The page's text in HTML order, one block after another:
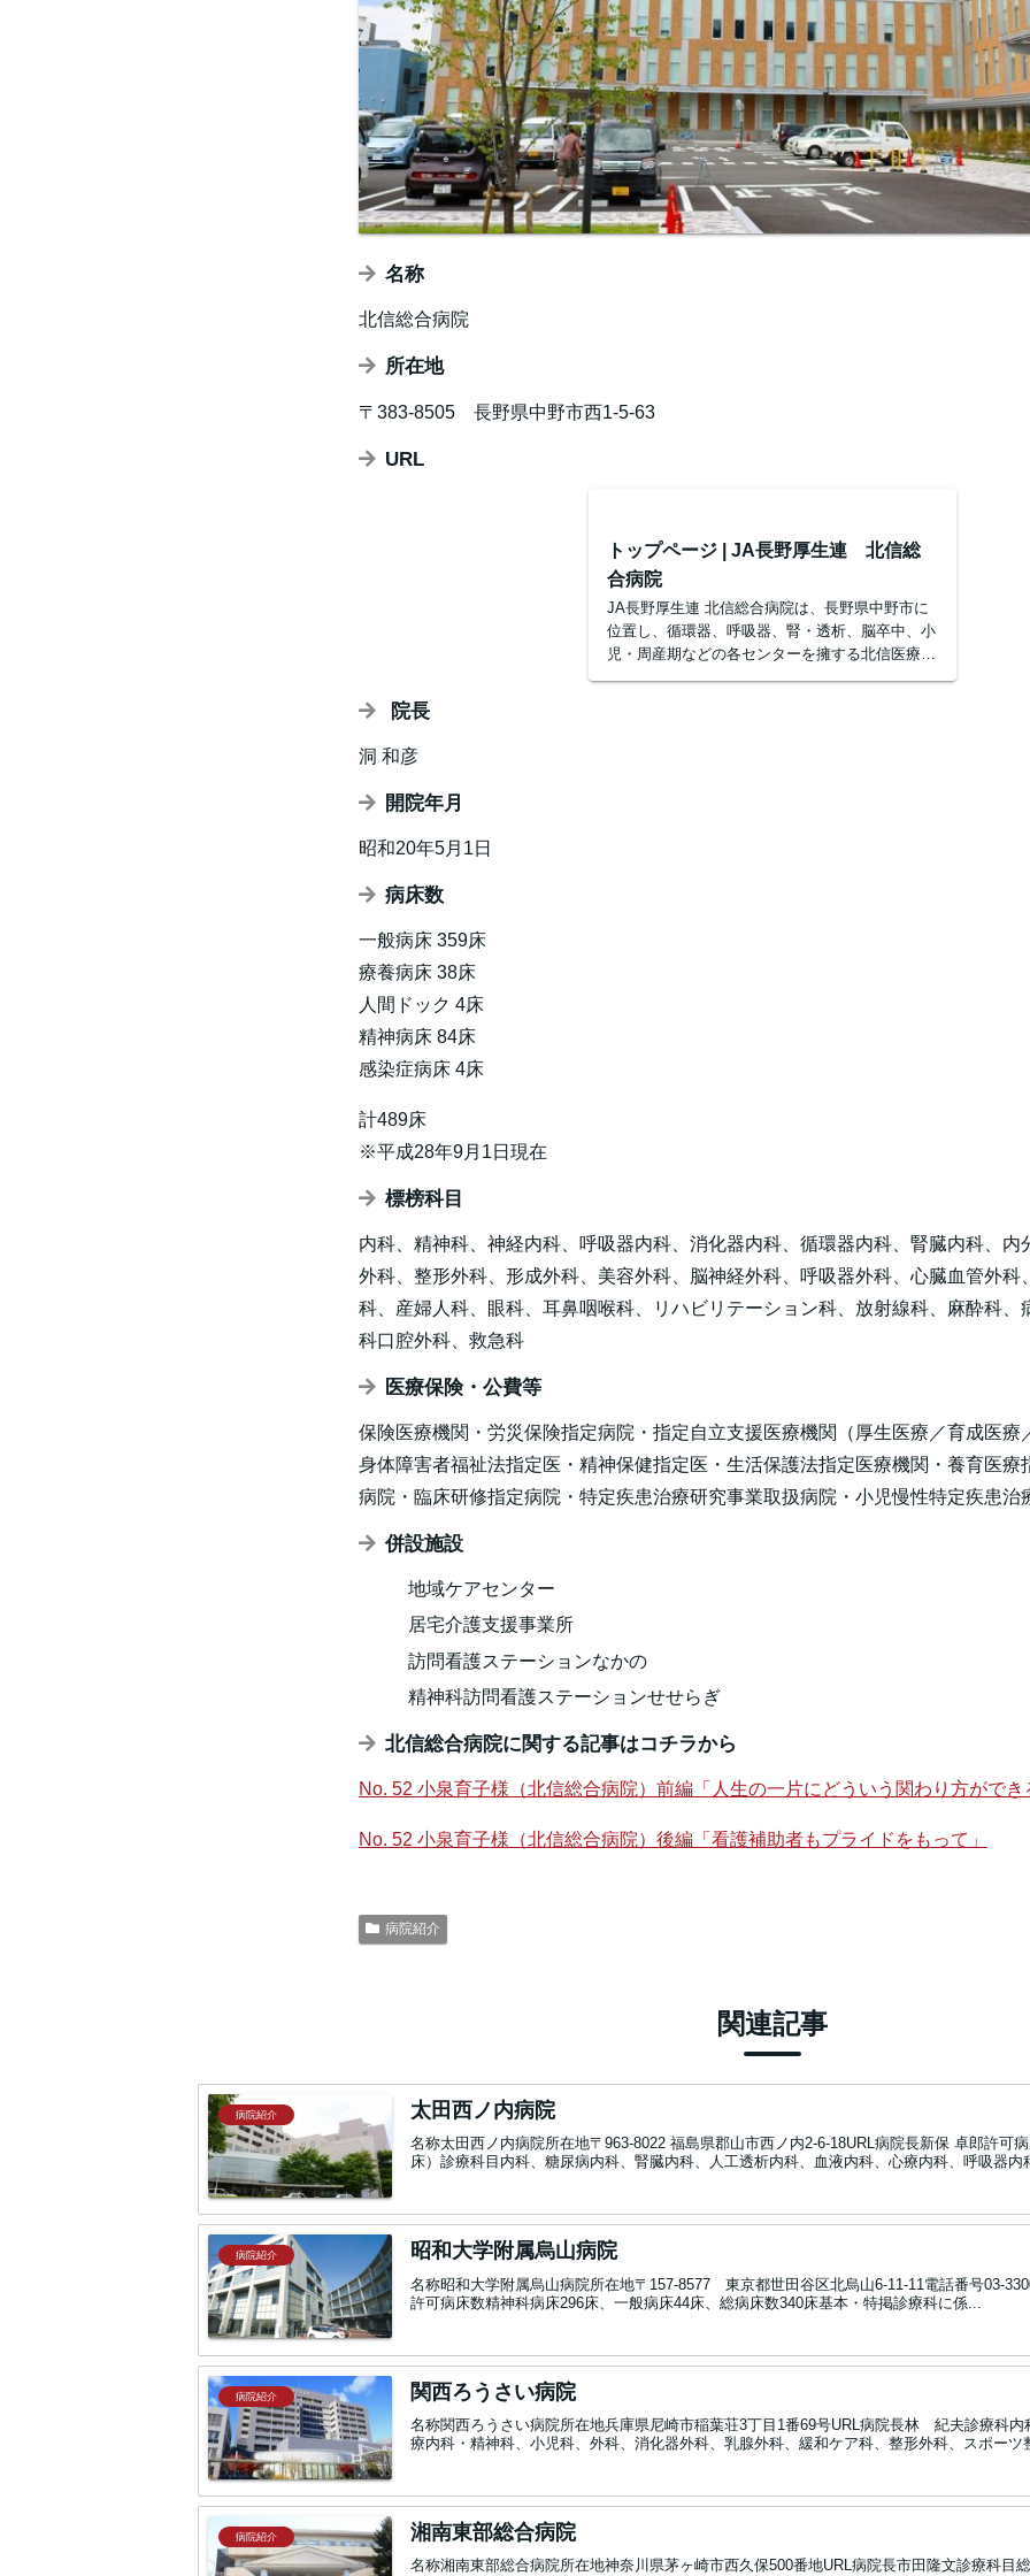
名称
北信総合病院
所在地
〒383-8505 長野県中野市西1-5-63
URL
トップページ | JA長野厚生連 北信総
合病院
JA長野厚生連 北信総合病院は、長野県中野市に
位置し、循環器、呼吸器、腎・透析、脳卒中、小
児・周産期などの各センターを擁する北信医療圏
院長
洞 和彦
開院年月
昭和20年5月1日
病床数
一般病床 359床
療養病床 38床
人間ドック 4床
精神病床 84床
感染症病床 4床
計489床
※平成28年9月1日現在
標榜科目
内科、精神科、神経内科、呼吸器内科、消化器内科、循環器内科、腎臓内科、内
外科、整形外科、形成外科、美容外科、脳神経外科、呼吸器外科、心臓血管外科
科、産婦人科、眼科、耳鼻咽喉科、リハビリテーション科、放射線科、麻酔科、
科口腔外科、救急科
医療保険・公費等
保険医療機関・労災保険指定病院・指定自立支援医療機関（厚生医療／育成医療
身体障害者福祉法指定医・精神保健指定医・生活保護法指定医療機関・養育医療
病院・臨床研修指定病院・特定疾患治療研究事業取扱病院・小児慢性特定疾患治
併設施設
地域ケアセンター
居宅介護支援事業所
訪問看護ステーションなかの
精神科訪問看護ステーションせせらぎ
北信総合病院に関する記事はコチラから
No. 52 小泉育子様（北信総合病院）前編「人生の一片にどういう関わり方ができ
No. 52 小泉育子様（北信総合病院）後編「看護補助者もプライドをもって」
病院紹介
関連記事
病院紹介 太田西ノ内病院
名称太田西ノ内病院所在地〒963-8022 福島県郡山市西ノ内2-6-18URL病院長新保 卓郎許可
床）診療科目内科、糖尿病内科、腎臓内科、人工透析内科、血液内科、心療内科、呼吸器内
病院紹介 昭和大学附属烏山病院
名称昭和大学附属烏山病院所在地〒157-8577 東京都世田谷区北烏山6-11-11電話番号03-
許可病床数精神科病床296床、一般病床44床、総病床数340床基本・特掲診療科に係...
病院紹介 関西ろうさい病院
名称関西ろうさい病院所在地兵庫県尼崎市稲葉荘3丁目1番69号URL病院長林 紀夫診療科
療内科・精神科、小児科、外科、消化器外科、乳腺外科、緩和ケア科、整形外科、スポーツ
病院紹介 湘南東部総合病院
名称湘南東部総合病院所在地神奈川県茅ヶ崎市西久保500番地URL病院長市田隆文診療科目